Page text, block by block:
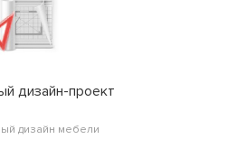
дизайн-проект
дизайн мебели